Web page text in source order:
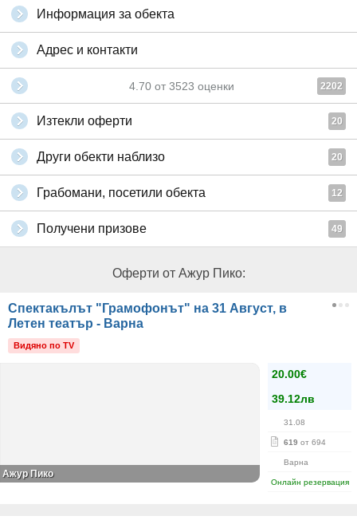
Информация за обекта
Адрес и контакти
4.70 от 3523 оценки 2202
Изтекли оферти 20
Други обекти наблизо 20
Грабомани, посетили обекта 12
Получени призове 49
Оферти от Ажур Пико:
Спектакълът "Грамофонът" на 31 Август, в
Летен театър - Варна
Видяно по TV
20.00€
39.12лв
31.08
619 от 694
Варна
Онлайн резервация
Ажур Пико